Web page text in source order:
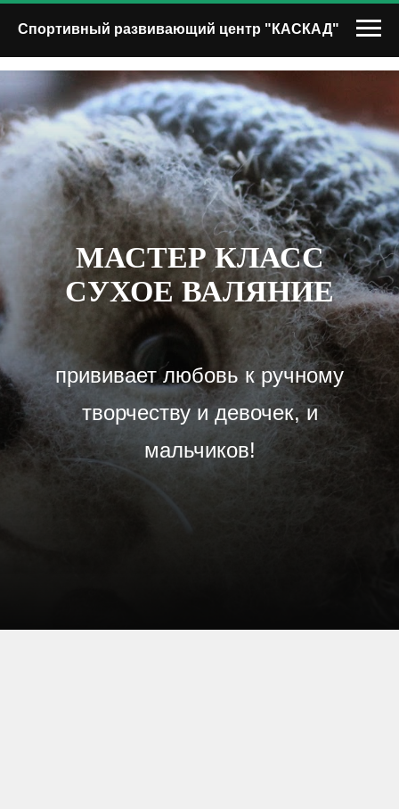
Спортивный развивающий центр "КАСКАД"
МАСТЕР КЛАСС
СУХОЕ ВАЛЯНИЕ
прививает любовь к ручному
творчеству и девочек, и
мальчиков!